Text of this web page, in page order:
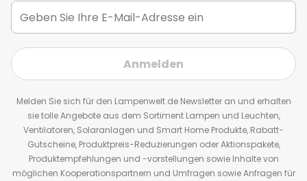
Anmelden
Melden Sie sich für den Lampenwelt.de Newsletter an und erhalten
sie tolle Angebote aus dem Sortiment Lampen und Leuchten,
Ventilatoren, Solaranlagen und Smart Home Produkte, Rabatt-
Gutscheine, Produktpreis-Reduzierungen oder Aktionspakete,
Produktempfehlungen und -vorstellungen sowie Inhalte von
möglichen Kooperationspartnern und Umfragen sowie Anfragen für